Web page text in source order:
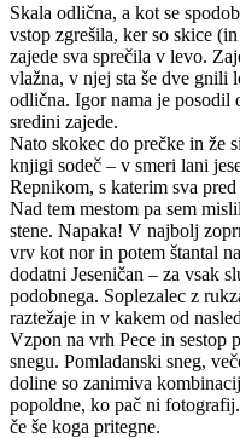
Skala odlična, a kot se
vstop zgrešila, ker so skice
zajede sva sprečila v levo.
vlažna, v njej sta še dve gnili
odlična. Igor nama je posodil
sredini zajede.
Nato skokec do prečke in že
knjigi sodeč – v smeri lani
Repnikom, s katerim sva
Nad tem mestom pa sem
stene. Napaka! V najbolj
vrv kot nor in potem štantal
dodatni Jeseničan – za vsak
podobnega. Soplezalec z
raztežaje in v kakem od
Vzpon na vrh Pece in sestop
snegu. Pomladanski sneg,
doline so zanimiva
popoldne, ko pač ni
če še koga pritegne.